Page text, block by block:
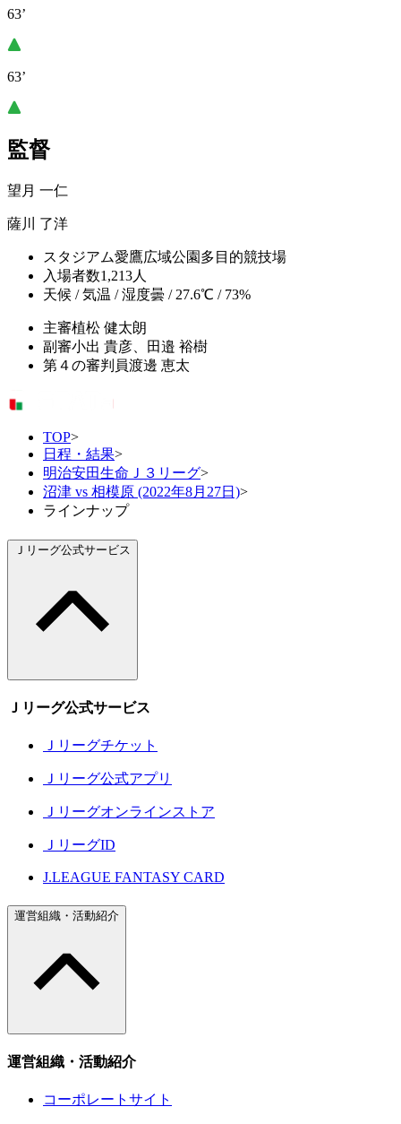
63’
63’
監督
望月 一仁
薩川 了洋
スタジアム愛鷹広域公園多目的競技場
入場者数1,213人
天候 / 気温 / 湿度曇 / 27.6℃ / 73%
主審植松 健太朗
副審小出 貴彦、田邉 裕樹
第４の審判員渡邊 恵太
TOP>
日程・結果>
明治安田生命Ｊ３リーグ>
沼津 vs 相模原 (2022年8月27日)>
ラインナップ
Ｊリーグ公式サービス
Ｊリーグ公式サービス
Ｊリーグチケット
Ｊリーグ公式アプリ
Ｊリーグオンラインストア
ＪリーグID
J.LEAGUE FANTASY CARD
運営組織・活動紹介
運営組織・活動紹介
コーポレートサイト